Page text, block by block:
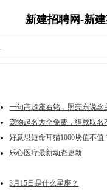
新建招聘网-新
一句高超座右铭，照亮东说念
宠物起名大全免费，猖厥取名
好意思短命耳猫1000块值不值
乐心医疗最新动态更新
3月15日是什么星座？